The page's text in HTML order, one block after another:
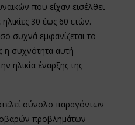
που είχαν εισέλθει
30 έως 60 ετών.
συχνά εμφανίζεται το
η συχνότητα αυτή
ηλικία έναρξης της
σύνολο παραγόντων
προβλημάτων